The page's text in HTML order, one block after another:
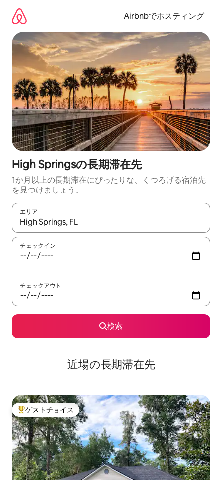
Airbnbでホスティング
High Springsの長期滞在先
1か月以上の長期滞在にぴったりな、くつろげる宿泊先
を見つけましょう。
エリア
検索結果が表示されたら、上下の矢印キーを使って移動するか
チェックイン
チェックアウト
検索
近場の長期滞在先
大好評のゲストチョイスです。
ゲストチョイス